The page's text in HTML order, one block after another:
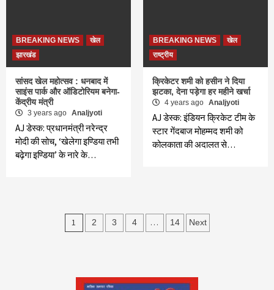
BREAKING NEWS
खेल
झारखंड
सांसद खेल महोत्सव : धनबाद में
साइंस पार्क और ऑडिटोरियम बनेगा-
केंद्रीय मंत्री
3 years ago Analjyoti
AJ डेस्क: प्रधानमंत्री नरेन्द्र
मोदी की सोच, ‘खेलेगा इण्डिया तभी
बढ़ेगा इण्डिया’ के नारे के…
BREAKING NEWS
खेल
राष्ट्रीय
क्रिकेटर शमी को हसीन ने दिया
झटका, देना पड़ेगा हर महीने खर्चा
4 years ago Analjyoti
AJ डेस्क: इंडियन क्रिकेट टीम के
स्टार गेंदबाज मोहम्मद शमी को
कोलकाता की अदालत से…
Posts
1 2 3 4 … 14 Next